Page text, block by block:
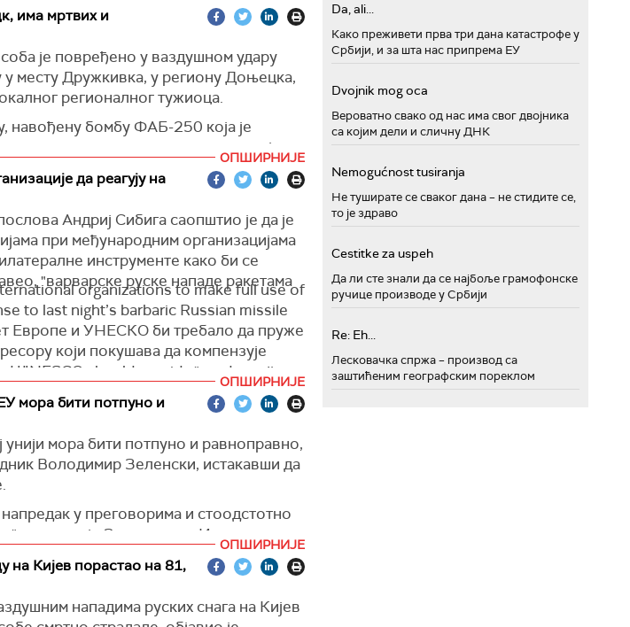
има мртвих и
је повређено у ваздушном удару
у месту Дружкивка, у региону Доњецка,
регионалног тужиоца.
навођену бомбу ФАБ-250 која је
досадашњим подацима, погинула је
се у саопштењу, пренела је агенција
и четири жене. Како је наведено
удара се још процењују.
и пијацу у округу Дњепра, а у нападу
повређено, подсетила је украјинска
ОПШИРНИЈЕ
да реагују на
Андриј Сибига саопштио је да је
при међународним организацијама
инструменте како би се
"варварске руске нападе ракетама
Европе и УНЕСКО би требало да пруже
који покушава да компензује
фронту терором цивила", написао је он
хитан састанак Савета безбедности
ОЕБС-а за безбедност и сарадњу и
нападајући цивиле и
школе и критичну
да застраши свет лансирањем
ракета на мирне градове", навео је
објави.
и координирану акцију
organizations to make full use of
to last night’s barbaric Russian missile
UNESCO should provide an adequate
ОПШИРНИЈЕ
мора бити потпуно и
мора бити потпуно и равноправно,
Володимир Зеленски, истакавши да
у преговорима и стоодстотно
написао је Зеленски на Иксу.
активан дипломатски напор са
Украјине у ЕУ постало ближе.
независност и Европу која најдуже
ОПШИРНИЈЕ
на Кијев порастао на 81,
нападима руских снага на Кијев
Da, ali...
Како преживети прва три дана катастрофе у
Србији, и за шта нас припрема ЕУ
Dvojnik mog oca
Вероватно свако од нас има свог двојника
са којим дели и сличну ДНК
Nemogućnost tusiranja
Не туширате се сваког дана – не стидите се,
то је здраво
Cestitke za uspeh
Да ли сте знали да се најбоље грамофонске
ручице производе у Србији
Re: Eh...
Лесковачка спржа – производ са
заштићеним географским пореклом